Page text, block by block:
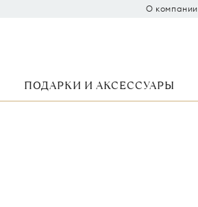
О компании
ПОДАРКИ И АКСЕССУАРЫ